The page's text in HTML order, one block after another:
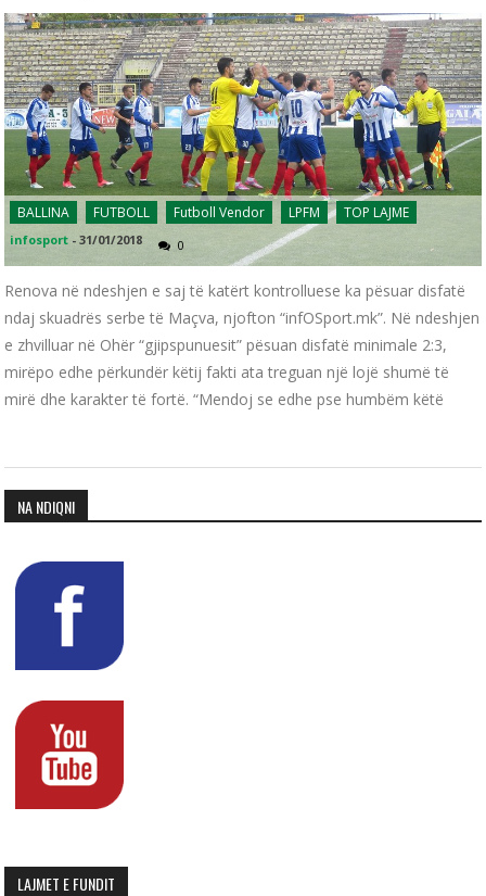
BALLINA FUTBOLL Futboll Vendor LPFM TOP LAJME
infosport -31/01/2018 0
Renova në ndeshjen e saj të katërt kontrolluese ka pësuar disfatë
ndaj skuadrës serbe të Maçva, njofton “infOSport.mk”. Në ndeshjen
e zhvilluar në Ohër “gjipspunuesit” pësuan disfatë minimale 2:3,
mirëpo edhe përkundër këtij fakti ata treguan një lojë shumë të
mirë dhe karakter të fortë. “Mendoj se edhe pse humbëm këtë
NA NDIQNI
LAJMET E FUNDIT